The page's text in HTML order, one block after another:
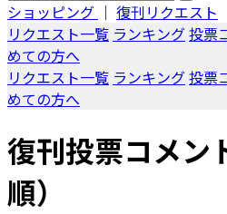
ショッピング ｜ 復刊リクエスト
リクエスト一覧 ランキング投票
めての方へ
リクエスト一覧 ランキング投票
めての方へ
復刊投票コメン
順）